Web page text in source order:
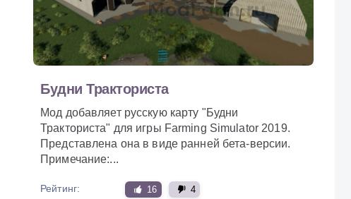
Будни Тракториста
Мод добавляет русскую карту "Будни
Тракториста" для игры Farming Simulator 2019.
Представлена она в виде ранней бета-версии.
Примечание:...
Рейтинг: 16 4